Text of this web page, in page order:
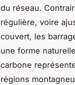
du réseau.
régulière, voire
couvert, les
une forme
carbone
régions